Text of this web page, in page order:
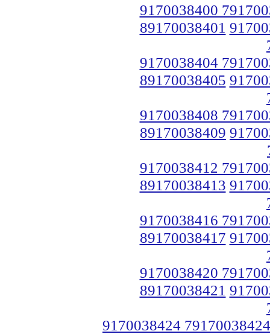
9170038400
89170038401
9170038404
89170038405
9170038408
89170038409
9170038412
89170038413
9170038416
89170038417
9170038420
89170038421
9170038424